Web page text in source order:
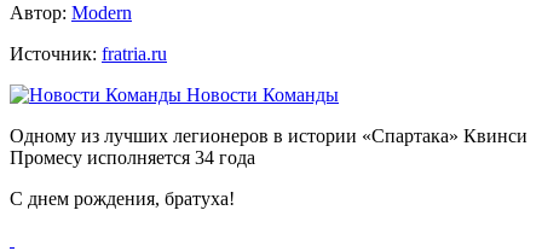
Автор: Modern
Источник: fratria.ru
Новости Команды
Одному из лучших легионеров в истории «Спартака» Квинси
Промесу исполняется 34 года
С днем рождения, братуха!